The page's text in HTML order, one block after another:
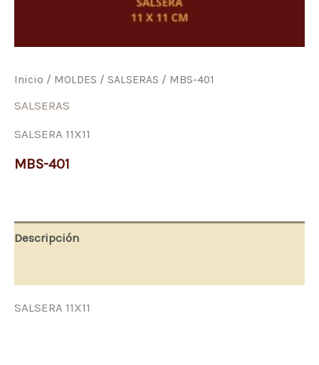
Inicio / MOLDES / SALSERAS / MBS-401
SALSERAS
SALSERA 11X11
MBS-401
Descripción
SALSERA 11X11